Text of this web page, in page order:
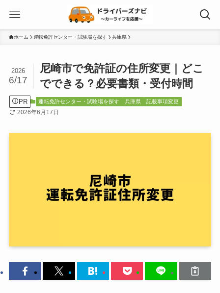
ホーム 運転免許センター・試験場を探す 兵庫県
尼崎市で免許証の住所変更｜どこ
でできる？必要書類・受付時間
2026
6/17
PR 運転免許センター・試験場を探す 兵庫県 記載事項変更
2026年6月17日